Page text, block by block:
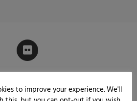
flickr
to improve your experience. We'll